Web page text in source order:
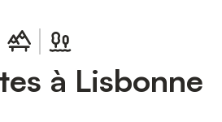
à Lisbonne